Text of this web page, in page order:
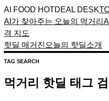
AI FOOD HOTDEAL DESK
AI가 찾아주는 오늘의 먹거리
격 지도
핫딜 매거진 오늘의 핫딜소개
TAG SEARCH
먹거리 핫딜 태그